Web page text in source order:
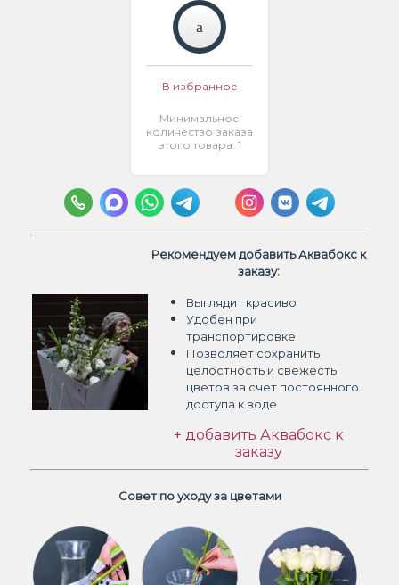
В избранное
Минимальное
количество заказа
этого товара: 1
Рекомендуем добавить Аквабокс к
заказу:
Выглядит красиво
Удобен при
транспортировке
Позволяет сохранить
целостность и свежесть
цветов за счет постоянного
доступа к воде
+ добавить Аквабокс к
заказу
Совет по уходу за цветами